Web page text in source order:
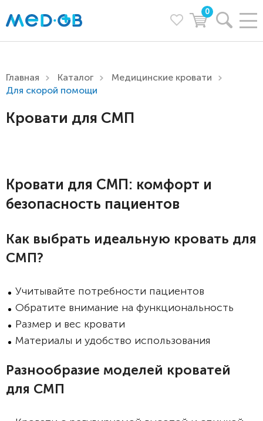
0
Главная Каталог
Медицинские кровати
Для скорой помощи
Кровати для СМП
Кровати для СМП: комфорт и
безопасность пациентов
Как выбрать идеальную кровать для
СМП?
Учитывайте потребности пациентов
Обратите внимание на функциональность
Размер и вес кровати
Материалы и удобство использования
Разнообразие моделей кроватей
для СМП